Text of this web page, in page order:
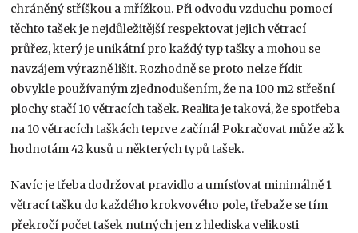
chráněný stříškou a mřížkou. Při odvodu vzduchu pomocí
těchto tašek je nejdůležitější respektovat jejich větrací
průřez, který je unikátní pro každý typ tašky a mohou se
navzájem výrazně lišit. Rozhodně se proto nelze řídit
obvykle používaným zjednodušením, že na 100 m2 střešní
plochy stačí 10 větracích tašek. Realita je taková, že spotřeba
na 10 větracích taškách teprve začíná! Pokračovat může až k
hodnotám 42 kusů u některých typů tašek.
Navíc je třeba dodržovat pravidlo a umísťovat minimálně 1
větrací tašku do každého krokvového pole, třebaže se tím
překročí počet tašek nutných jen z hlediska velikosti